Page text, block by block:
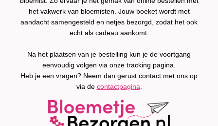
het vakwerk van bloemisten. Jouw boeket wordt met
aandacht samengesteld en netjes bezorgd, zodat het ook
echt als cadeau aankomt.
Na het plaatsen van je bestelling kun je de voortgang
eenvoudig volgen via onze tracking pagina.
Heb je een vragen? Neem dan gerust contact met ons op
via de contactpagina